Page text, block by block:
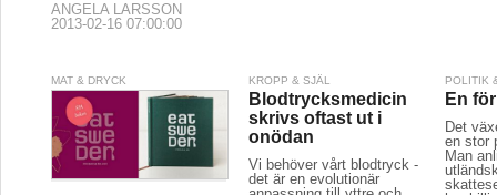
ANGELA LARSSON
2013-02-16 07:00:00
MAT & DRYCK KROPP & SJÄL
Blodtrycksmedicin
skrivs oftast ut i
onödan
Vi behöver vårt blodtryck -
det är en evolutionär
POLITIK
En
Det
en stor
Man